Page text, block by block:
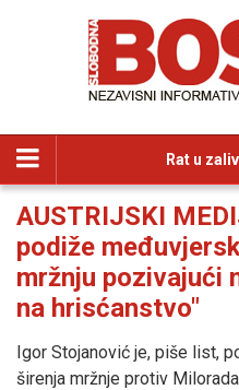
Rat u
AUSTRIJSKI
podiže
mržnju pozivajući
na hrisćanstvo"
Igor Stojanović je, piše list,
širenja mržnje protiv